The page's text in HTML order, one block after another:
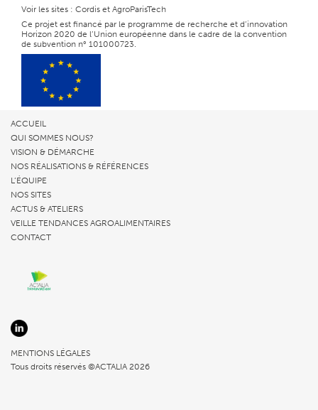
Voir les sites : Cordis et AgroParisTech
Ce projet est financé par le programme de recherche et d’innovation
Horizon 2020 de l’Union européenne dans le cadre de la convention
de subvention n° 101000723.
ACCUEIL
QUI SOMMES NOUS?
VISION & DÉMARCHE
NOS RÉALISATIONS & RÉFÉRENCES
L’ÉQUIPE
NOS SITES
ACTUS & ATELIERS
VEILLE TENDANCES AGROALIMENTAIRES
CONTACT
MENTIONS LÉGALES
Tous droits réservés ©ACTALIA 2026